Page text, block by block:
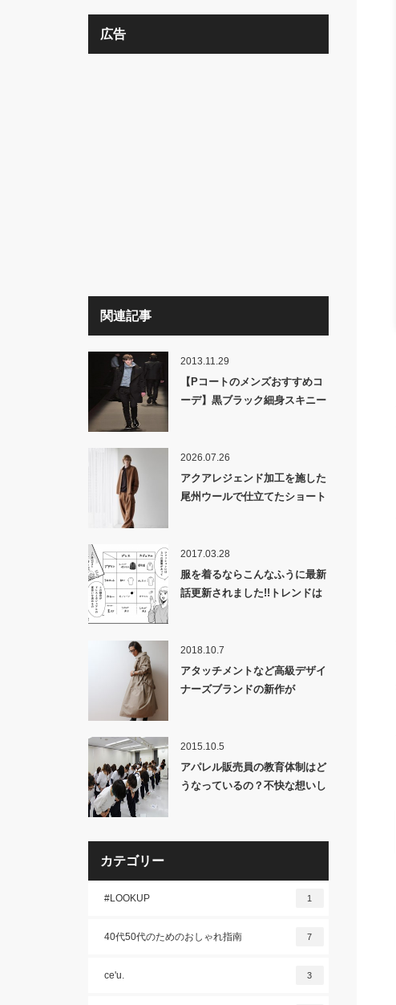
広告
関連記事
2013.11.29
【Pコートのメンズおすすめコ
ーデ】黒ブラック細身スキニー
2026.07.26
アクアレジェンド加工を施した
尾州ウールで仕立てたショート
AQUA LEGEND SMOOTH
BALLOON CARGO PANTS &
SHORT COAT」発売！
2017.03.28
服を着るならこんなふうに最新
話更新されました!!トレンドは
2018.10.7
アタッチメントなど高級デザイ
ナーズブランドの新作が
2015.10.5
アパレル販売員の教育体制はど
うなっているの？不快な想いし
カテゴリー
#LOOKUP 1
40代50代のためのおしゃれ指南 7
ce'u. 3